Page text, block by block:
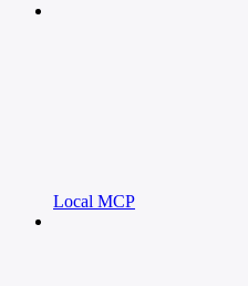
Local MCP